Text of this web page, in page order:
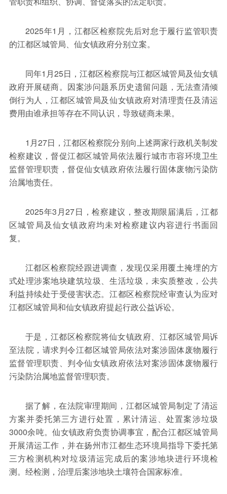
2025年1月，江都区检察院先后对怠于履行监管职责
的江都区城管局、仙女镇政府分别立案。
同年1月25日，江都区检察院与江都区城管局及仙女镇
政府开展磋商。因案涉问题系历史遗留问题，无法查清倾
倒行为人，江都区城管局及仙女镇政府对清理责任及清运
费用由谁承担等存在不同认识，导致磋商未果。
1月27日，江都区检察院分别向上述两家行政机关制发
检察建议，督促江都区城管局依法履行城市市容环境卫生
监督管理职责，督促仙女镇政府依法履行固体废物污染防
治属地责任。
2025年3月27日，检察建议，整改期限届满后，江都
区城管局及仙女镇政府均未对检察建议内容进行书面回
复。
江都区检察院经跟进调查，发现仅采用覆土掩埋的方
式处理涉案地块建筑垃圾、生活垃圾，未实质整改，公共
利益持续处于受侵害状态。江都区检察院经审查认为应对
江都区城管局和仙女镇政府提起行政公益诉讼。
于是，江都区检察院将仙女镇政府、江都区城管局诉
至法院，请求判令江都区城管局依法对案涉固体废物履行
监督管理职责、判令仙女镇政府依法对案涉固体废物履行
污染防治属地监督管理职责。
据了解，在法院审理期间，江都区城管局制定了清运
方案并委托第三方进行处置，累计清运、处置案涉垃圾
3000余吨。仙女镇政府负责协调事宜，配合江都区城管局
开展清运工作，并在扬州市江都生态环境局指导下委托第
三方检测机构对垃圾清运完成后的案涉地块进行环境检
测。经检测，治理后案涉地块土壤符合国家标准。